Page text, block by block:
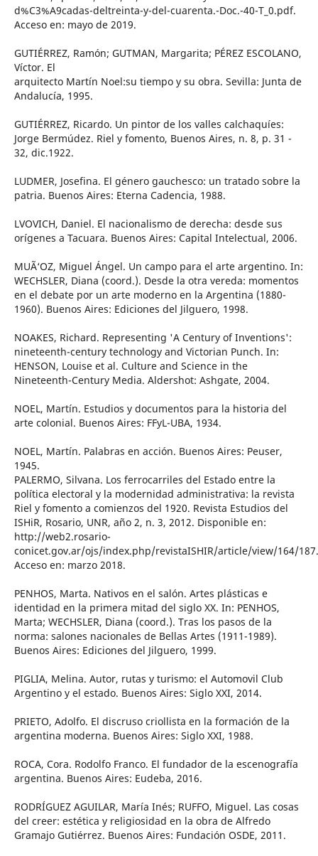
d%C3%A9cadas-deltreinta-y-del-cuarenta.-Doc.-40-T_0.pdf.
Acceso en: mayo de 2019.
GUTIÉRREZ, Ramón; GUTMAN, Margarita; PÉREZ ESCOLANO,
Víctor. El
arquitecto Martín Noel:su tiempo y su obra. Sevilla: Junta de
Andalucía, 1995.
GUTIÉRREZ, Ricardo. Un pintor de los valles calchaquíes:
Jorge Bermúdez. Riel y fomento, Buenos Aires, n. 8, p. 31 -
32, dic.1922.
LUDMER, Josefina. El género gauchesco: un tratado sobre la
patria. Buenos Aires: Eterna Cadencia, 1988.
LVOVICH, Daniel. El nacionalismo de derecha: desde sus
orígenes a Tacuara. Buenos Aires: Capital Intelectual, 2006.
MUÃ‘OZ, Miguel Ángel. Un campo para el arte argentino. In:
WECHSLER, Diana (coord.). Desde la otra vereda: momentos
en el debate por un arte moderno en la Argentina (1880-
1960). Buenos Aires: Ediciones del Jilguero, 1998.
NOAKES, Richard. Representing 'A Century of Inventions':
nineteenth-century technology and Victorian Punch. In:
HENSON, Louise et al. Culture and Science in the
Nineteenth-Century Media. Aldershot: Ashgate, 2004.
NOEL, Martín. Estudios y documentos para la historia del
arte colonial. Buenos Aires: FFyL-UBA, 1934.
NOEL, Martín. Palabras en acción. Buenos Aires: Peuser,
1945.
PALERMO, Silvana. Los ferrocarriles del Estado entre la
política electoral y la modernidad administrativa: la revista
Riel y fomento a comienzos del 1920. Revista Estudios del
ISHiR, Rosario, UNR, año 2, n. 3, 2012. Disponible en:
http://web2.rosario-
conicet.gov.ar/ojs/index.php/revistaISHIR/article/view/164/187.
Acceso en: marzo 2018.
PENHOS, Marta. Nativos en el salón. Artes plásticas e
identidad en la primera mitad del siglo XX. In: PENHOS,
Marta; WECHSLER, Diana (coord.). Tras los pasos de la
norma: salones nacionales de Bellas Artes (1911-1989).
Buenos Aires: Ediciones del Jilguero, 1999.
PIGLIA, Melina. Autor, rutas y turismo: el Automovil Club
Argentino y el estado. Buenos Aires: Siglo XXI, 2014.
PRIETO, Adolfo. El discruso criollista en la formación de la
argentina moderna. Buenos Aires: Siglo XXI, 1988.
ROCA, Cora. Rodolfo Franco. El fundador de la escenografía
argentina. Buenos Aires: Eudeba, 2016.
RODRÍGUEZ AGUILAR, María Inés; RUFFO, Miguel. Las cosas
del creer: estética y religiosidad en la obra de Alfredo
Gramajo Gutiérrez. Buenos Aires: Fundación OSDE, 2011.